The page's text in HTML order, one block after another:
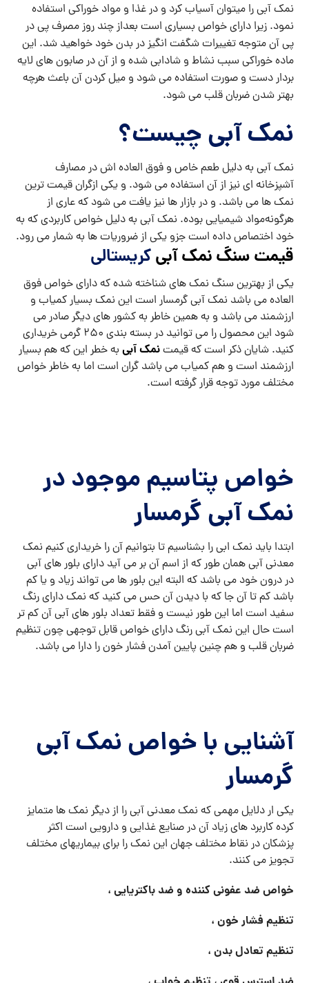
نمک آبی را میتوان آسیاب کرد و در غذا و مواد خوراکی استفاده
نمود. زیرا دارای خواص بسیاری است بعداز چند روز مصرف پی در
پی آن متوجه تغییرات شگفت انگیز در بدن خود خواهید شد. این
ماده خوراکی سبب نشاط و شادابی شده و از آن در صابون های لایه
بردار دست و صورت استفاده می شود و میل کردن آن باعث هرچه
بهتر شدن ضربان قلب می شود.
نمک آبی چیست؟
نمک آبی به دلیل طعم خاص و فوق العاده اش در مصارف
آشپزخانه ای نیز از آن استفاده می شود. و یکی از‌گران قیمت ترین
نمک ها می باشد. و در بازار ها نیز یافت می شود که عاری از
هرگونه‌مواد شیمیایی بوده. نمک آبی به دلیل خواص کاربردی که به
خود اختصاص داده است جزو یکی از ضروریات ها به شمار می رود.
قیمت سنگ نمک آبیکریستالی
یکی از بهترین سنگ نمک های شناخته شده که دارای خواص فوق
العاده می باشد نمک آبی گرمسار است این نمک بسیار کمیاب و
ارزشمند می باشد و به همین خاطر به کشور های دیگر صادر می
شود این محصول را می توانید در بسته بندی ۲۵۰ گرمی خریداری
کنید. شایان ذکر است که قیمتنمک آبی به خطر این که هم بسیار
ارزشمند است و هم کمیاب می باشد گران است اما به خاطر خواص
مختلف مورد توجه قرار گرفته است.
خواص پتاسیم موجود در
نمک آبی گرمسار
ابتدا باید نمک ابی را بشناسیم تا بتوانیم آن را خریداری کنیم نمک
معدنی آبی همان طور که از اسم آن بر می آید دارای بلور های آبی
در درون خود می باشد که البته این بلور ها می تواند زیاد و یا کم
باشد کم تا آن جا که با دیدن آن حس می کنید که نمک دارای رنگ
سفید است اما این طور نیست و فقط تعداد بلور های آبی آن کم تر
است حال این نمک آبی رنگ دارای خواص قابل توجهی چون تنظیم
ضربان قلب و هم چنین پایین آمدن فشار خون را دارا می باشد.
آشنایی با خواص نمک آبی
گرمسار
یکی ار دلایل مهمی که نمک معدنی آبی را از دیگر نمک ها متمایز
کرده کاربرد های زیاد آن در صنایع غذایی و دارویی است اکثر
پزشکان در نقاط مختلف جهان این نمک را برای بیماریهای مختلف
تجویز می کنند.
خواص ضد عفونی کننده و ضد باکتریایی ،
تنظیم فشار خون ،
تنظیم تعادل بدن ،